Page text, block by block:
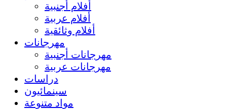
أفلام أجنبية
أفلام عربية
أفلام وثائقية
مهرجانات
مهرجانات أجنبية
مهرجانات عربية
دراسات
سينمائيون
مواد متنوعة